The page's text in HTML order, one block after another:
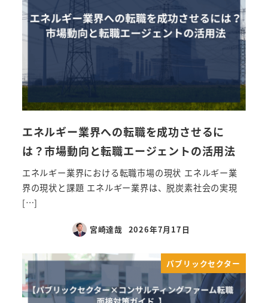
エネルギー業界への転職を成功させるに
は？市場動向と転職エージェントの活用法
エネルギー業界における転職市場の現状 エネルギー業
界の現状と課題 エネルギー業界は、脱炭素社会の実現
[…]
宮崎達哉 2026年7月17日
パブリックセクター